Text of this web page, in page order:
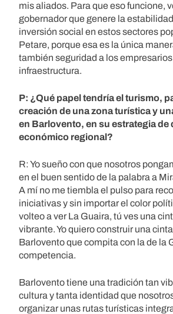
mis aliados. Para que eso funcione,
gobernador que genere la
inversión social en estos sectores
Petare, porque esa es la única
también seguridad a los empresarios
infraestructura.
P: ¿Qué papel tendría el turismo,
creación de una zona turística y
en Barlovento, en su estrategia de
económico regional?
R: Yo sueño con que nosotros
en el buen sentido de la palabra a
A mí no me tiembla el pulso para
iniciativas y sin importar el color
volteo a ver La Guaira, tú ves una
vibrante. Yo quiero construir una
Barlovento que compita con la de la
competencia.
Barlovento tiene una tradición tan
cultura y tanta identidad que
organizar unas rutas turísticas